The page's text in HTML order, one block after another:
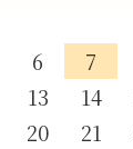
6 7
13 14
20 21